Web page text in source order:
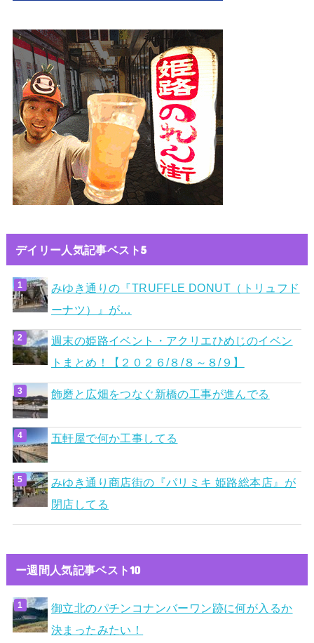
デイリー人気記事ベスト5
みゆき通りの『TRUFFLE DONUT（トリュフド
ーナツ）』が…
週末の姫路イベント・アクリエひめじのイベン
トまとめ！【２０２６/８/８～８/９】
飾磨と広畑をつなぐ新橋の工事が進んでる
五軒屋で何か工事してる
みゆき通り商店街の『パリミキ 姫路総本店』が
閉店してる
ー週間人気記事ベスト10
御立北のパチンコナンバーワン跡に何が入るか
決まったみたい！